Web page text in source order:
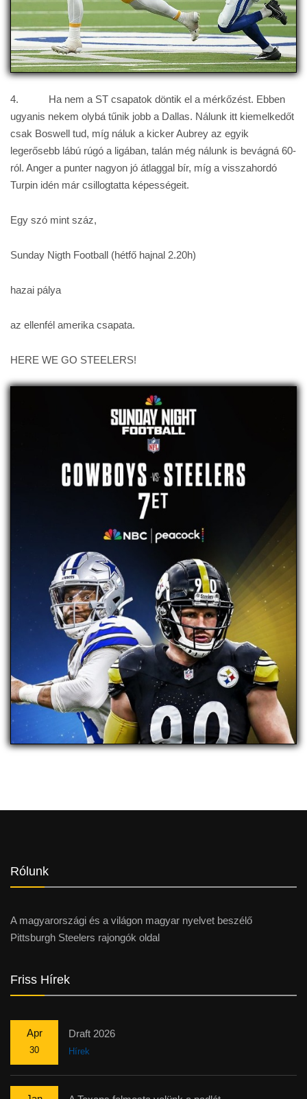
4. Ha nem a ST csapatok döntik el a mérkőzést. Ebben
ugyanis nekem olybá tűnik jobb a Dallas. Nálunk itt kiemelkedőt
csak Boswell tud, míg náluk a kicker Aubrey az egyik
legerősebb lábú rúgó a ligában, talán még nálunk is bevágná 60-
ról. Anger a punter nagyon jó átlaggal bír, míg a visszahordó
Turpin idén már csillogtatta képességeit.
Egy szó mint száz,
Sunday Nigth Football (hétfő hajnal 2.20h)
hazai pálya
az ellenfél amerika csapata.
HERE WE GO STEELERS!
Rólunk
A magyarországi és a világon magyar nyelvet beszélő
Pittsburgh Steelers rajongók oldal
Friss Hírek
Apr
30
Draft 2026
Hírek